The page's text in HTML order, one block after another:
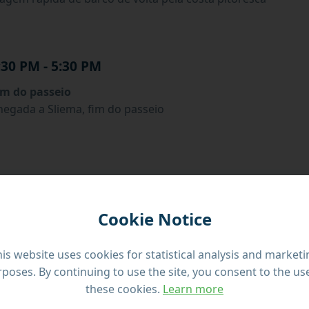
Cookie Notice
website uses cookies for statistical analysis and
By continuing to use the site, you consent to the
these cookies. Learn more
PM - 5:30 PM
do passeio
a Sliema, fim do passeio
Partida: Sliema Ferries